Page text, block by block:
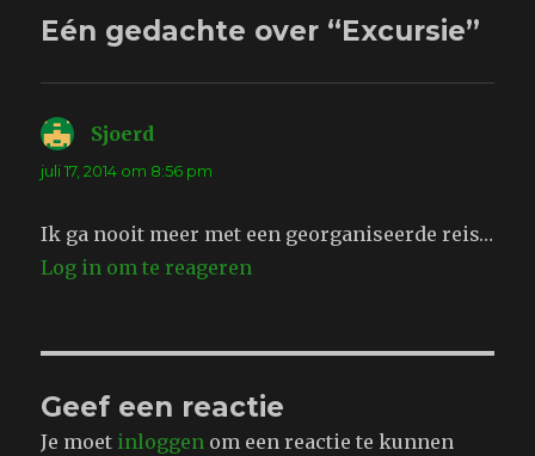
Eén gedachte over “Excursie”
Sjoerd
juli 17, 2014 om 8:56 pm
Ik ga nooit meer met een georganiseerde reis…
Log in om te reageren
Geef een reactie
Je moet inloggen om een reactie te kunnen